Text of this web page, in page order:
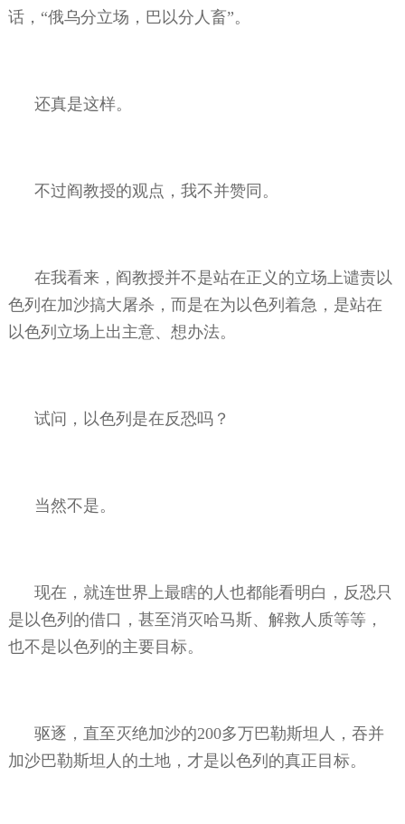
话，“俄乌分立场，巴以分人畜”。
还真是这样。
不过阎教授的观点，我不并赞同。
在我看来，阎教授并不是站在正义的立场上谴责以
色列在加沙搞大屠杀，而是在为以色列着急，是站在
以色列立场上出主意、想办法。
试问，以色列是在反恐吗？
当然不是。
现在，就连世界上最瞎的人也都能看明白，反恐只
是以色列的借口，甚至消灭哈马斯、解救人质等等，
也不是以色列的主要目标。
驱逐，直至灭绝加沙的200多万巴勒斯坦人，吞并
加沙巴勒斯坦人的土地，才是以色列的真正目标。